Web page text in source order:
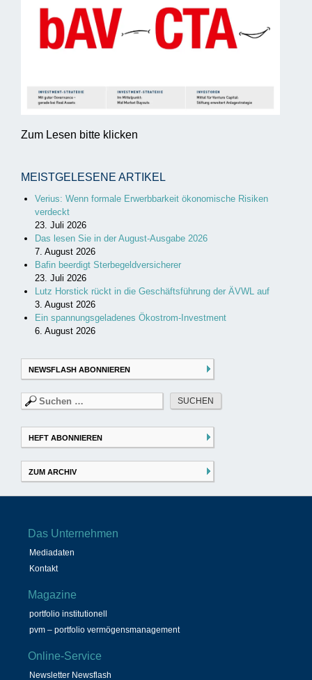
Zum Lesen bitte klicken
MEISTGELESENE ARTIKEL
Verius: Wenn formale Erwerbbarkeit ökonomische Risiken
verdeckt
23. Juli 2026
Das lesen Sie in der August-Ausgabe 2026
7. August 2026
Bafin beerdigt Sterbegeldversicherer
23. Juli 2026
Lutz Horstick rückt in die Geschäftsführung der ÄVWL auf
3. August 2026
Ein spannungsgeladenes Ökostrom-Investment
6. August 2026
NEWSFLASH ABONNIEREN
Suchen
nach:
HEFT ABONNIEREN
ZUM ARCHIV
Das Unternehmen
Mediadaten
Kontakt
Magazine
portfolio institutionell
pvm – portfolio vermögensmanagement
Online-Service
Newsletter Newsflash